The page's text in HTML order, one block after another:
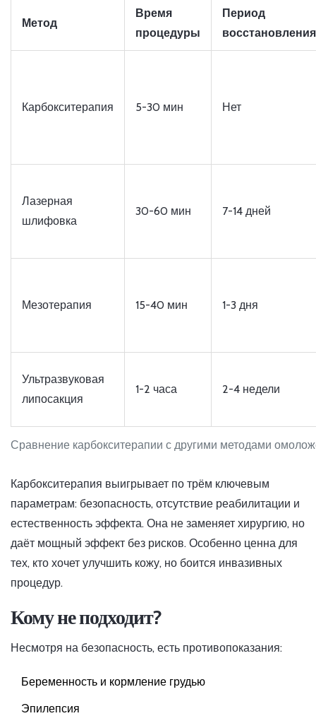
Сравнение карбокситерапии с другими методами
Метод
Время
процедуры
Период
восстановления
Карбокситерапия 5-30 мин Нет
Лазерная
шлифовка
30-60 мин 7-14 дней
Мезотерапия 15-40 мин 1-3 дня
Ультразвуковая
липосакция
1-2 часа 2-4 недели
Карбокситерапия выигрывает по трём ключевым
параметрам: безопасность, отсутствие реабилитации и
естественность эффекта. Она не заменяет хирургию, но
даёт мощный эффект без рисков. Особенно ценна для
тех, кто хочет улучшить кожу, но боится инвазивных
процедур.
Кому не подходит?
Несмотря на безопасность, есть противопоказания:
Беременность и кормление грудью
Эпилепсия